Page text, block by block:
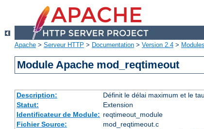
Apache > Serveur HTTP > Documentation > Version 2.4 > Modules
Module Apache mod_reqtimeout
Description:
Définit le délai maximum et le
Statut:
Extension
Identificateur de Module: reqtimeout_module
Fichier Source:
mod_reqtimeout.c